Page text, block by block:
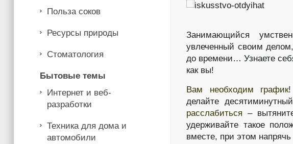
Занимающийся
увлеченный своим
до времени… Узнаете
как вы!
Вам необходим график!
делайте
расслабиться–
удерживайте такое
вместе, при этом
Польза соков
Ресурсы природы
Стоматология
Бытовые темы
Интернет и веб-
разработки
Техника для дома и
автомобили